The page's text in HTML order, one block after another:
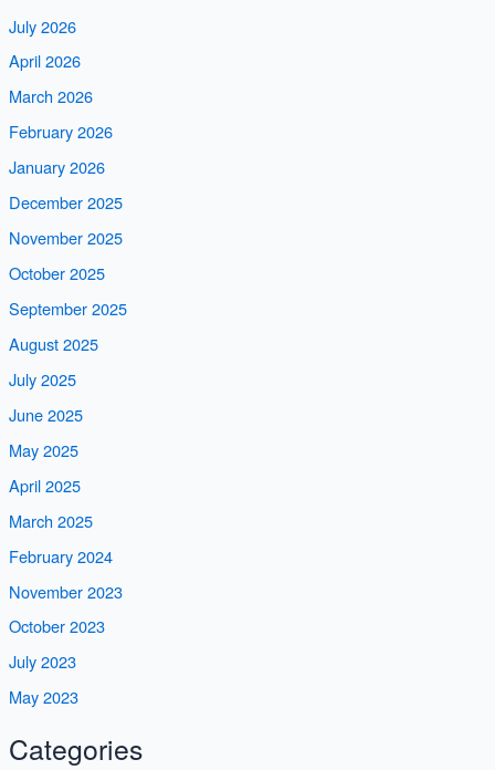
July 2026
April 2026
March 2026
February 2026
January 2026
December 2025
November 2025
October 2025
September 2025
August 2025
July 2025
June 2025
May 2025
April 2025
March 2025
February 2024
November 2023
October 2023
July 2023
May 2023
Categories